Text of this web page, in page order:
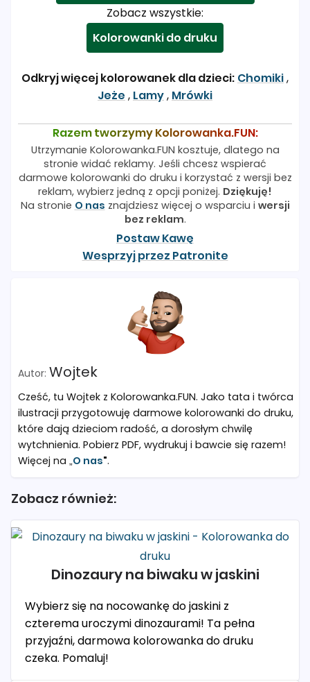
Zobacz wszystkie:
Kolorowanki do druku
Odkryj więcej kolorowanek dla dzieci: Chomiki,
Jeże , Lamy, Mrówki
Razem tworzymy Kolorowanka.FUN:
Utrzymanie Kolorowanka.FUN kosztuje, dlatego na
stronie widać reklamy. Jeśli chcesz wspierać
darmowe kolorowanki do druku i korzystać z wersji bez
reklam, wybierz jedną z opcji poniżej. Dziękuję!
Na stronie O nas znajdziesz więcej o wsparciu i wersji
bez reklam.
Postaw Kawę
Wesprzyj przez Patronite
Wojtek
Cześć, tu Wojtek z Kolorowanka.FUN. Jako tata i twórca
ilustracji przygotowuję darmowe kolorowanki do druku,
które dają dzieciom radość, a dorosłym chwilę
wytchnienia. Pobierz PDF, wydrukuj i bawcie się razem!
Więcej na „O nas".
Zobacz również:
Dinozaury na biwaku w jaskini
Wybierz się na nocowankę do jaskini z
czterema uroczymi dinozaurami! Ta pełna
przyjaźni, darmowa kolorowanka do druku
czeka. Pomaluj!